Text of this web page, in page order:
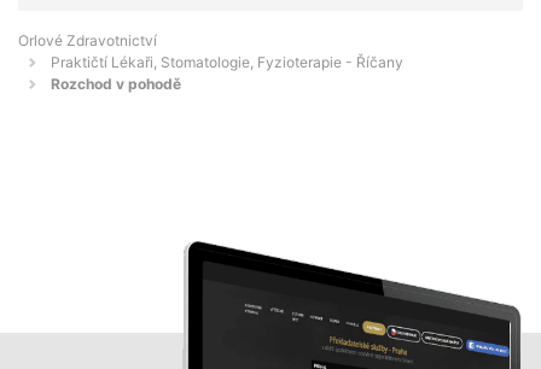
Orlové Zdravotnictví
Praktičtí Lékaři, Stomatologie, Fyzioterapie - Říčany
Rozchod v pohodě